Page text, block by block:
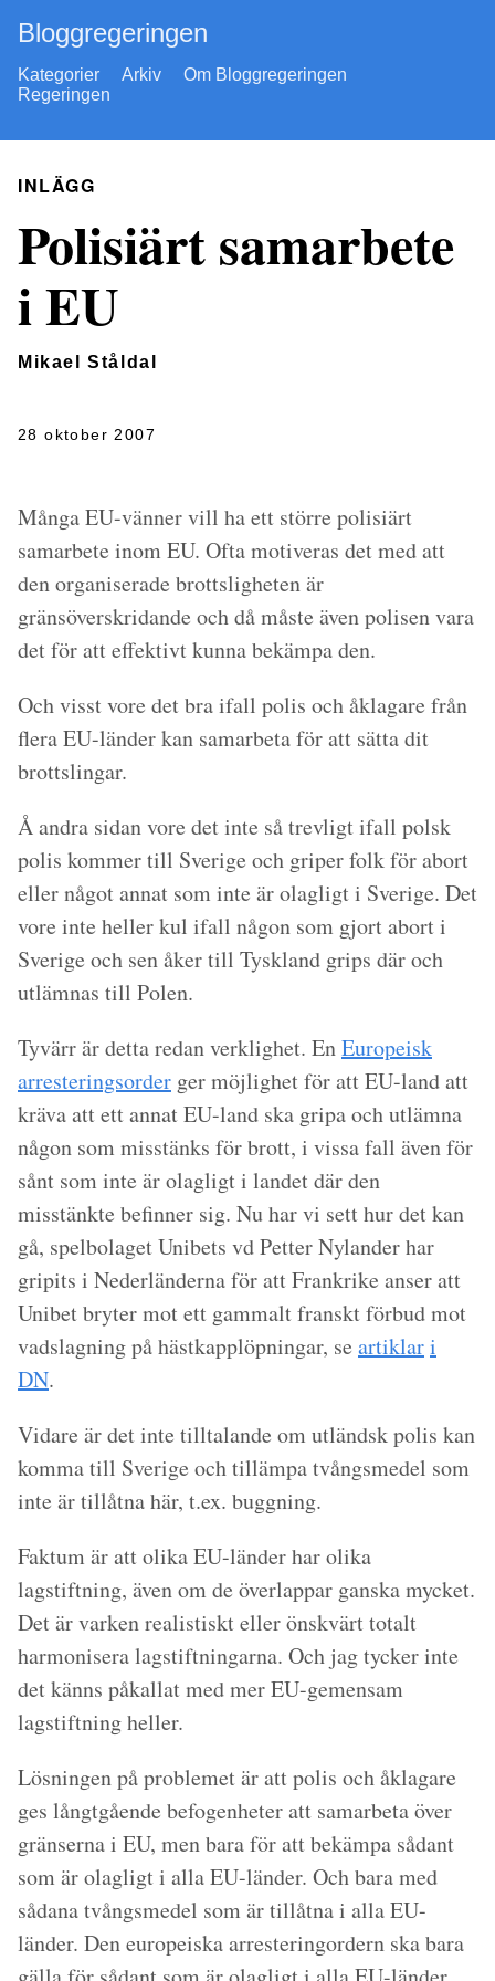
Bloggregeringen
Kategorier Arkiv
Om Bloggregeringen
Regeringen
INLÄGG
Polisiärt samarbete
i EU
Mikael Ståldal
28 oktober 2007
Många EU-vänner vill ha ett större polisiärt
samarbete inom EU. Ofta motiveras det med att
den organiserade brottsligheten är
gränsöverskridande och då måste även polisen vara
det för att effektivt kunna bekämpa den.
Och visst vore det bra ifall polis och åklagare från
flera EU-länder kan samarbeta för att sätta dit
brottslingar.
Å andra sidan vore det inte så trevligt ifall polsk
polis kommer till Sverige och griper folk för abort
eller något annat som inte är olagligt i Sverige. Det
vore inte heller kul ifall någon som gjort abort i
Sverige och sen åker till Tyskland grips där och
utlämnas till Polen.
Tyvärr är detta redan verklighet. EnEuropeisk
arresteringsorder ger möjlighet för att EU-land att
kräva att ett annat EU-land ska gripa och utlämna
någon som misstänks för brott, i vissa fall även för
sånt som inte är olagligt i landet där den
misstänkte befinner sig. Nu har vi sett hur det kan
gå, spelbolaget Unibets vd Petter Nylander har
gripits i Nederländerna för att Frankrike anser att
Unibet bryter mot ett gammalt franskt förbud mot
vadslagning på hästkapplöpningar, se artiklari
DN.
Vidare är det inte tilltalande om utländsk polis kan
komma till Sverige och tillämpa tvångsmedel som
inte är tillåtna här, t.ex. buggning.
Faktum är att olika EU-länder har olika
lagstiftning, även om de överlappar ganska mycket.
Det är varken realistiskt eller önskvärt totalt
harmonisera lagstiftningarna. Och jag tycker inte
det känns påkallat med mer EU-gemensam
lagstiftning heller.
Lösningen på problemet är att polis och åklagare
ges långtgående befogenheter att samarbeta över
gränserna i EU, men bara för att bekämpa sådant
som är olagligt i alla EU-länder. Och bara med
sådana tvångsmedel som är tillåtna i alla EU-
länder. Den europeiska arresteringordern ska bara